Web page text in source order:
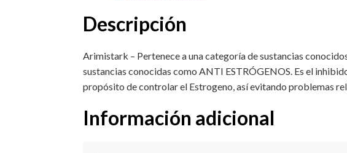
Descripción
Arimistark – Pertenece a una categoría de sustancias
sustancias conocidas como ANTI ESTRÓGENOS. Es el
propósito de controlar el Estrogeno, así evitando problemas
Información adicional